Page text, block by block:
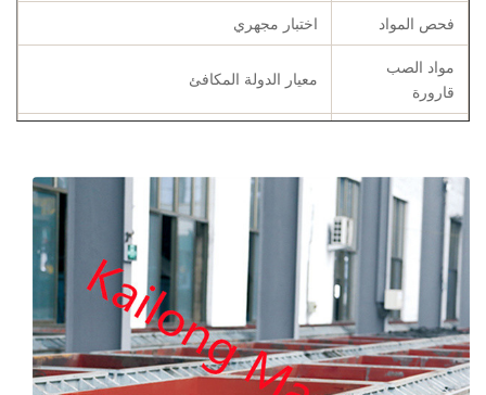
فحص المواد
اختبار مجهري
مواد الصب
قارورة
معيار الدولة المكافئ
تخصيص
حسب متطلبات الزبون
رمان
العلامة التجارية المحلية أو SKF أو غيرها
الشهادات
تقرير التركيب الكيميائي ، تقرير قوة الشد
والصلابة ، شهادات التلدين